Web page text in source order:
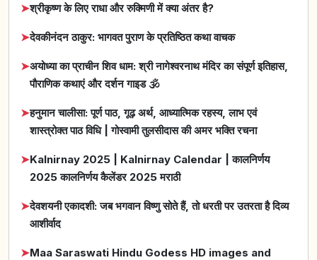
➤श्रीकृष्ण के लिए राधा और रुक्मिणी में क्या अंतर है?
➤देवकीनंदन ठाकुर: भागवत पुराण के प्रतिष्ठित कथा वाचक
➤अयोध्या का प्राचीन शिव धाम: श्री नागेश्वरनाथ मंदिर का संपूर्ण इतिहास,
पौराणिक कथाएं और दर्शन गाइड 🕉️
➤हनुमान चालीसा: पूर्ण पाठ, गूढ़ अर्थ, आध्यात्मिक रहस्य, लाभ एवं
शास्त्रोक्त पाठ विधि | गोस्वामी तुलसीदास की अमर भक्ति रचना
➤Kalnirnay 2025 | Kalnirnay Calendar | कालनिर्णय
2025 कालनिर्णय कैलेंडर 2025 मराठी
➤देवशयनी एकादशी: जब भगवान विष्णु सोते हैं, तो धरती पर उतरता है दिव्य
आशीर्वाद
➤Maa Saraswati Hindu Godess HD images and